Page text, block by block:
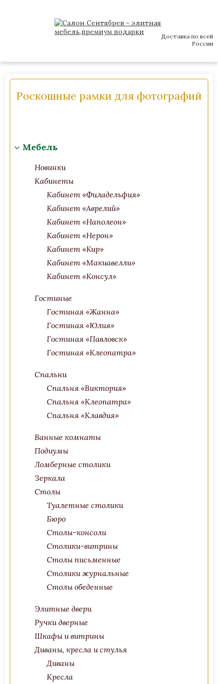
Доставка по всей
России
Роскошные рамки для фотографий
Мебель
Новинки
Кабинеты
Кабинет «Филадельфия»
Кабинет «Аврелий»
Кабинет «Наполеон»
Кабинет «Нерон»
Кабинет «Кир»
Кабинет «Макиавелли»
Кабинет «Консул»
Гостиные
Гостиная «Жанна»
Гостиная «Юлия»
Гостиная «Павловск»
Гостиная «Клеопатра»
Спальни
Спальня «Виктория»
Спальня «Клеопатра»
Спальня «Клавдия»
Ванные комнаты
Подиумы
Ломберные столики
Зеркала
Столы
Туалетные столики
Бюро
Столы-консоли
Столики-витрины
Столы письменные
Столики журнальные
Столы обеденные
Элитные двери
Ручки дверные
Шкафы и витрины
Диваны, кресла и стулья
Диваны
Кресла